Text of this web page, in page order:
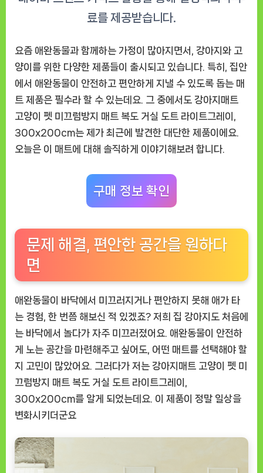
끄
지
트”
솔
직
후
기,
우
요즘 애완동물과 함께하는 가정이 많아지면서, 강아지와 고
양이를 위한 다양한 제품들이 출시되고 있습니다. 특히, 집안
에서 애완동물이 안전하고 편안하게 지낼 수 있도록 돕는 매
트 제품은 필수라 할 수 있는데요. 그 중에서도 강아지매트
고양이 펫 미끄럼방지 매트 복도 거실 도트 라이트그레이,
300x200cm는 제가 최근에 발견한 대단한 제품이에요.
오늘은 이 매트에 대해 솔직하게 이야기해보려 합니다.
구매 정보 확인
문제 해결, 편안한 공간을 원하다
면
애완동물이 바닥에서 미끄러지거나 편안하지 못해 애가 타
는 경험, 한 번쯤 해보신 적 있겠죠? 저희 집 강아지도 처음에
는 바닥에서 놀다가 자주 미끄러졌어요. 애완동물이 안전하
게 노는 공간을 마련해주고 싶어도, 어떤 매트를 선택해야 할
지 고민이 많았어요. 그러다가 저는 강아지매트 고양이 펫 미
끄럼방지 매트 복도 거실 도트 라이트그레이,
300x200cm를 알게 되었는데요. 이 제품이 정말 일상을
변화시키더군요